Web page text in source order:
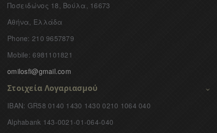
Ποσειδώνος 18, Βούλα, 16673
Αθήνα, Ελλάδα
Phone: 210 9657879
Mobile: 6981101821
omilosfi@gmail.com
Στοιχεία Λογαριασμού
IBAN: GR58 0140 1430 1430 0210 1064 040
Alphabank 143-0021-01-064-040